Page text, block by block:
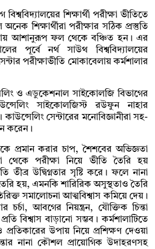
শিক্ষার্থী পরীক্ষা ভীতিতে
শিক্ষার্থীরা পরীক্ষার সঠিক প্রস্তুতি
আশানুরূপ ফল থেকে বঞ্চিত হন। এর
পূর্বে নর্থ সাউথ বিশ্ববিদ্যালয়ের
পরীক্ষাভীতি মোকাবেলায় কর্মশালার
ও এডুকেশনাল সাইকোলজি বিভাগের
সাইকোলজিস্ট রউফুন নাহার
সেন্টারের মনোবিজ্ঞানীরা সহ-
করেন।
প্রমান করার চাপ, শৈশবের অভিজ্ঞতা
থেকে পরীক্ষা নিয়ে ভীতি তৈরি হয়
উদ্বিগ্নতার সৃষ্টি করে। ফলে নানা
হয়, এমনকি শারিরিক অসুস্থতাও তৈরি
সমালোচনা আত্মবিশ্বাস কমিয়ে দেয়।
চর্চা, আবগের নিয়ন্ত্রন, যৌক্তিক চিন্তা
বিশ্বাস বাড়ানো সম্ভব। কর্মশালাটিতে
প্রতিকারের উপায় নিয়ে প্রশিক্ষণ দেওয়া
নানা কৌশল প্রায়োগিক উদাহরণসহ